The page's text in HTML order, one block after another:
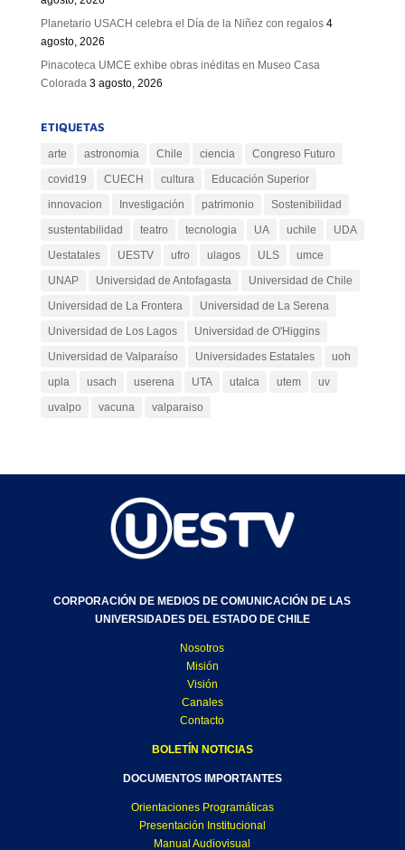
Planetario USACH celebra el Día de la Niñez con regalos 4
agosto, 2026
Pinacoteca UMCE exhibe obras inéditas en Museo Casa
Colorada 3 agosto, 2026
ETIQUETAS
arte astronomia Chile ciencia
Congreso Futuro
covid19
CUECH cultura
Educación Superior
innovacion
Investigación patrimonio
Sostenibilidad
sustentabilidad
teatro tecnologia UA uchile
UDA
Uestatales
UESTV ufro ulagos ULS
umce
UNAP
Universidad de Antofagasta
Universidad de Chile
Universidad de La Frontera
Universidad de La Serena
Universidad de Los Lagos
Universidad de O'Higgins
Universidad de Valparaíso
Universidades Estatales
uoh
upla
usach userena UTA utalca utem
uv
uvalpo
vacuna valparaiso
CORPORACIÓN DE MEDIOS DE COMUNICACIÓN DE LAS
UNIVERSIDADES DEL ESTADO DE CHILE
Nosotros
Misión
Visión
Canales
Contacto
BOLETÍN NOTICIAS
DOCUMENTOS IMPORTANTES
Orientaciones Programáticas
Presentación Institucional
Manual Audiovisual